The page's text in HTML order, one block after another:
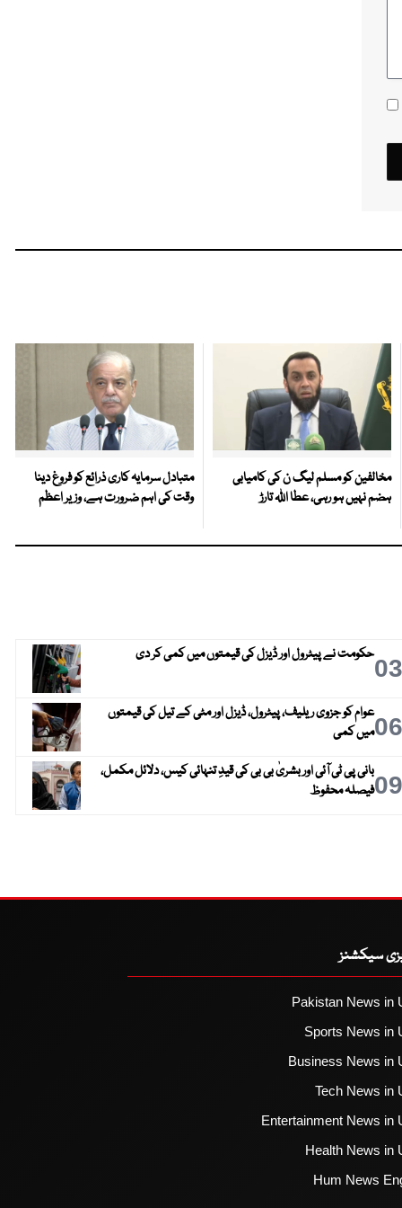
مخالفین کو مسلم لیگ ن کی کامیابی
ہضم نہیں ہو رہی، عطا اللہ تارڑ
متبادل سرمایہ کاری ذرائع کو فروغ دینا
وقت کی اہم ضرورت ہے، وزیر اعظم
03حکومت نے پیٹرول اور ڈیزل کی قیمتوں میں کمی کر دی
06عوام کو جزوی ریلیف، پیٹرول، ڈیزل اور مٹی کے تیل کی قیمتوں
میں کمی
09بانی پی ٹی آئی اور بشریٰ بی بی کی قیدِ تنہائی کیس، دلائل مکمل،
فیصلہ محفوظ
سیکشنز
Pakistan News in
Sports News in
Business News in
Tech News in
Entertainment News in
Health News in
Hum News